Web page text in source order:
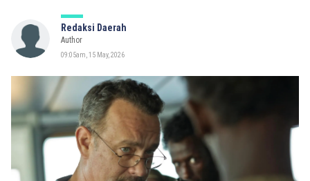
Redaksi Daerah
Author
09:05am, 15 May, 2026